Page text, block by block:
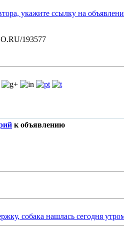
укажите ссылку на
193577
к объявлению
собака нашлась сегодня